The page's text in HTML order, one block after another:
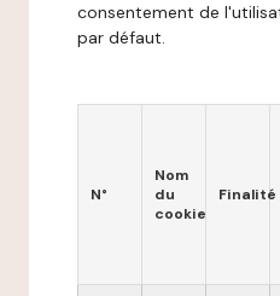
consentement de
par défaut.
N°
Nom
du
cookie
Finalité